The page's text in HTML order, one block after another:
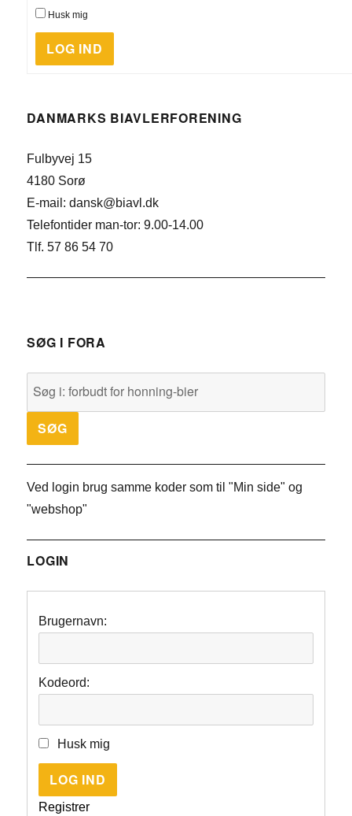
Husk mig
LOG IND
DANMARKS BIAVLERFORENING
Fulbyvej 15
4180 Sorø
E-mail: dansk@biavl.dk
Telefontider man-tor: 9.00-14.00
Tlf. 57 86 54 70
SØG I FORA
Ved login brug samme koder som til "Min side" og
"webshop"
LOGIN
Brugernavn:
Kodeord:
Husk mig
LOG IND
Registrer